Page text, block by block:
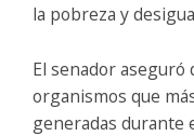
la pobreza y
El senador aseguró
organismos que
generadas durante